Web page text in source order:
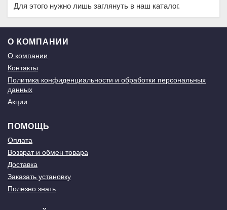
Для этого нужно лишь заглянуть в наш каталог.
О КОМПАНИИ
О компании
Контакты
Политика конфиденциальности и обработки персональных
данных
Акции
ПОМОЩЬ
Оплата
Возврат и обмен товара
Доставка
Заказать установку
Полезно знать